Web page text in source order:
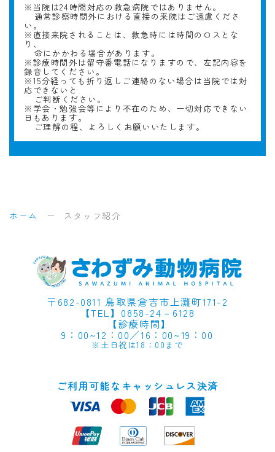
※当院は24時間対応の救急病院ではありません。
通常診察時間外における直接の来院はご遠慮くださ
い。
※直接来院されることは、救急時には時間のロスとな
り、
命にかかわる場合があります。
※診療時間外は留守番電話になりますので、左記内容を
録音してください。
※15分経っても折り返しご連絡のない場合は当院では対
応できないと
ご判断ください。
※学会・勉強会等により不在のため、一切対応できない
日もあります。
ご理解の程、よろしくお願いいたします。
ホーム スタッフ紹介
〒682-0811 鳥取県倉吉市上灘町171-2
【TEL】0858-24－6128
【診療時間】
9：00~12：00／16：00~19：00
※土日祝は18：00まで
ご利用可能なキャッシュレス決済